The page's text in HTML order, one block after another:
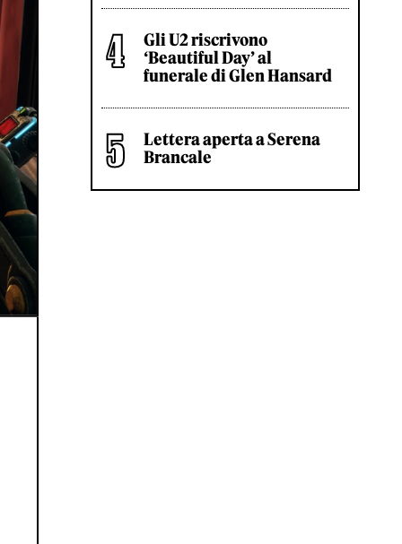
Gli U2 riscrivono
‘Beautiful Day’ al
funerale di Glen Hansard
Lettera aperta a Serena
Brancale